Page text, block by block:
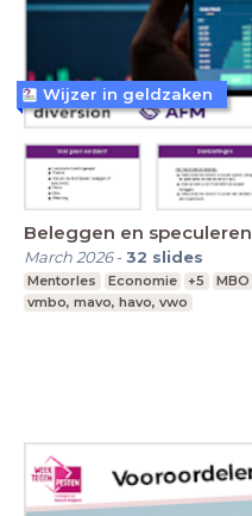
Beleggen en speculeren
March 2026-32 slides
Mentorles Economie +5 MBO
vmbo, mavo, havo, vwo
Wijzer in geldzaken